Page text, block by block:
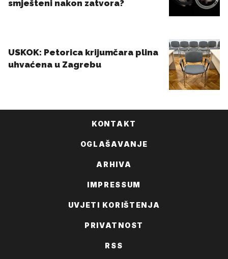
KONTAKT
OGLAŠAVANJE
ARHIVA
IMPRESSUM
UVJETI KORIŠTENJA
PRIVATNOST
RSS